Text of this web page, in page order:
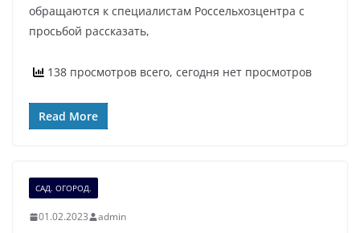
обращаются к специалистам Россельхозцентра с
просьбой рассказать,
138 просмотров всего, сегодня нет просмотров
Read More
САД. ОГОРОД.
01.02.2023 admin